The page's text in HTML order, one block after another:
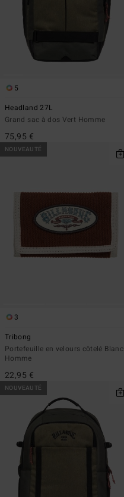
5
Headland 27L
Grand sac à dos Vert Homme
75,95 €
NOUVEAUTÉ
3
Tribong
Portefeuille en velours côtelé Blanc
Homme
22,95 €
NOUVEAUTÉ